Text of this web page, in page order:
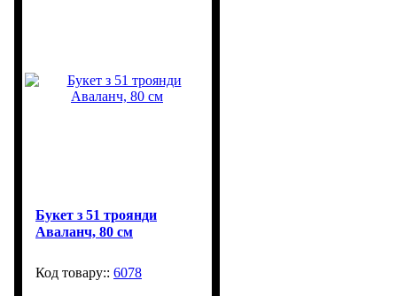
Букет з 51 троянди
Аваланч, 80 см
6078